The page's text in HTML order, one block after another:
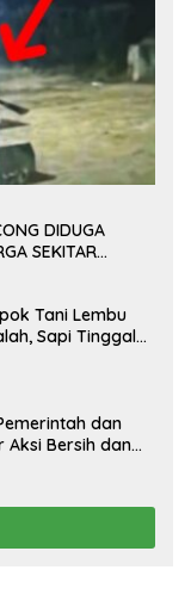
DIDUGA
SEKITAR
Tani Lembu
Sapi Tinggal
dan
Aksi Bersih dan